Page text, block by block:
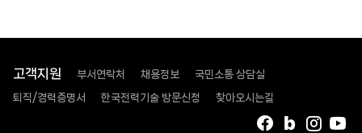
고객지원 부서연락처 채용정보 국민소통 상담실
퇴직/경력증명서 한국전력기술 방문신청 찾아오시는길